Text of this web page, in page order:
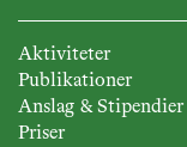
Aktiviteter
Publikationer
Anslag & Stipendier
Priser